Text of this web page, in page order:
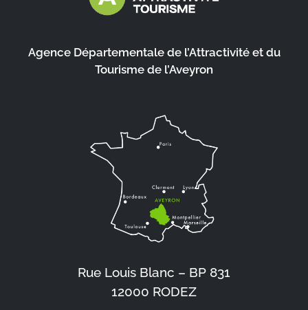
Agence Départementale de l’Attractivité et du
Tourisme de l’Aveyron
Rue Louis Blanc – BP 831
12000 RODEZ